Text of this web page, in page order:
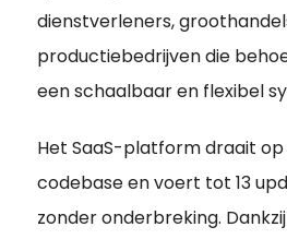
dienstverleners,
productiebedrijven die
een schaalbaar en flexibel
Het SaaS-platform draait
codebase en voert tot 13
zonder onderbreking.